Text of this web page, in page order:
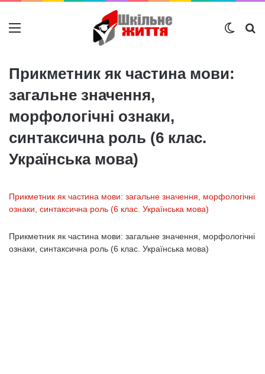
Меню
Прикметник як частина мови:
загальне значення,
морфологічні ознаки,
синтаксична роль (6 клас.
Українська мова)
Прикметник як частина мови: загальне значення, морфологічні
ознаки, синтаксична роль (6 клас. Українська мова)
Прикметник як частина мови: загальне значення, морфологічні
ознаки, синтаксична роль (6 клас. Українська мова)